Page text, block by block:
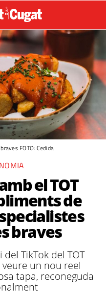
FOTO: Cedida
el TOT
de
braves
TikTok del TOT
un nou reel
tapa, reconeguda